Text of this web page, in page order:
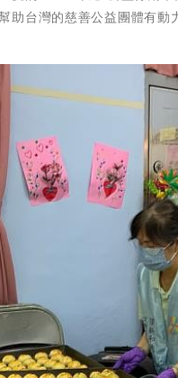
助台灣的慈善公益團體有